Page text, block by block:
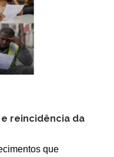
reincidência da
que